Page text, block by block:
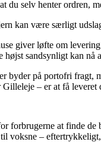
du selv henter ordren,
kan være særligt
giver løfte om
højst sandsynligt kan
byder på portofri fragt,
– er at få leveret
forbrugerne at finde de
voksne –